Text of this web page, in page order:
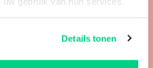
Details tonen